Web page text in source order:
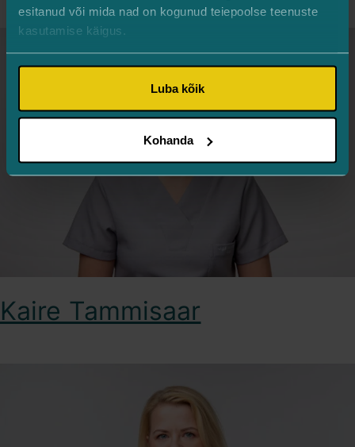
esitanud või mida nad on kogunud teiepoolse teenuste
kasutamise käigus.
Luba kõik
Kohanda
Kaire Tammisaar